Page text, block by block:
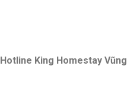
Hotline King Homestay Vũng